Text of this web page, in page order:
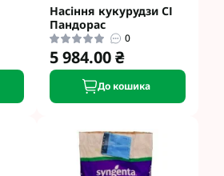
Насіння кукурудзи СІ
Пандорас
0
5 984.00 ₴
До кошика